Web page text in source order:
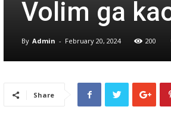
Volim ga
By Admin - February 20, 2024 200
Share